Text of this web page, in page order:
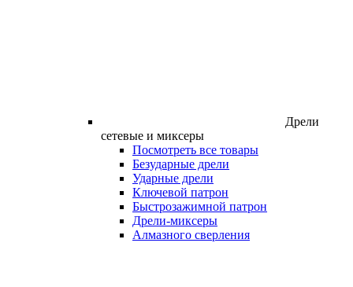
Дрели
сетевые и миксеры
Посмотреть все товары
Безударные дрели
Ударные дрели
Ключевой патрон
Быстрозажимной патрон
Дрели-миксеры
Алмазного сверления